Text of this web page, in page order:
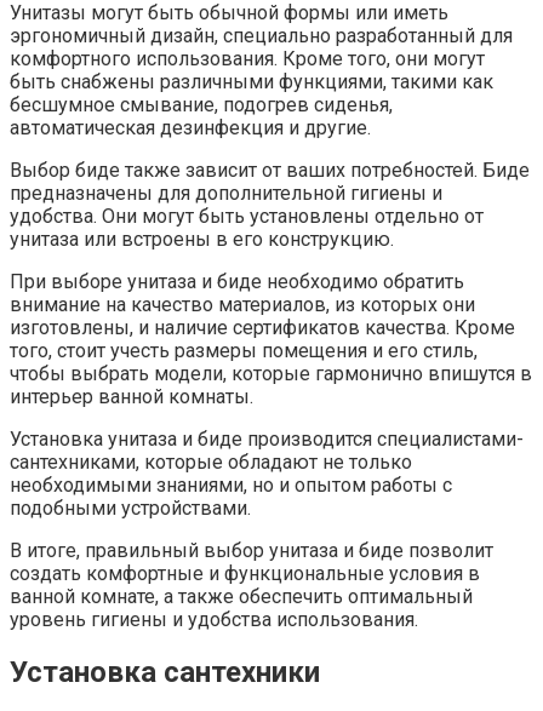
Унитазы могут быть обычной формы или иметь
эргономичный дизайн, специально разработанный для
комфортного использования. Кроме того, они могут
быть снабжены различными функциями, такими как
бесшумное смывание, подогрев сиденья,
автоматическая дезинфекция и другие.
Выбор биде также зависит от ваших потребностей. Биде
предназначены для дополнительной гигиены и
удобства. Они могут быть установлены отдельно от
унитаза или встроены в его конструкцию.
При выборе унитаза и биде необходимо обратить
внимание на качество материалов, из которых они
изготовлены, и наличие сертификатов качества. Кроме
того, стоит учесть размеры помещения и его стиль,
чтобы выбрать модели, которые гармонично впишутся в
интерьер ванной комнаты.
Установка унитаза и биде производится специалистами-
сантехниками, которые обладают не только
необходимыми знаниями, но и опытом работы с
подобными устройствами.
В итоге, правильный выбор унитаза и биде позволит
создать комфортные и функциональные условия в
ванной комнате, а также обеспечить оптимальный
уровень гигиены и удобства использования.
Установка сантехники